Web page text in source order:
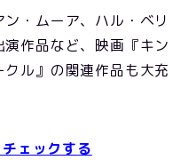
・ムーア、ハル・ベリ
作品など、映画『キン
ル』の関連作品も大充
ェックする